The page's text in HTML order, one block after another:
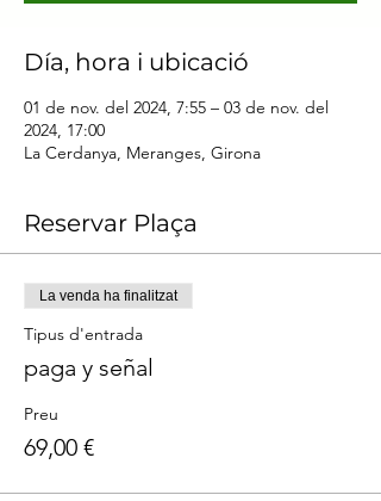
Día, hora i ubicació
01 de nov. del 2024, 7:55 – 03 de nov. del
2024, 17:00
La Cerdanya, Meranges, Girona
Reservar Plaça
La venda ha finalitzat
Tipus d'entrada
paga y señal
Preu
69,00 €